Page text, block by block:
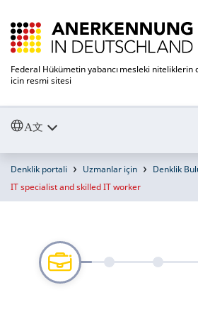
Federal Hükümetin yabancı mesleki niteliklerin
icin resmi sitesi
Denklik portali Uzmanlar için
Denklik
IT specialist and skilled IT worker